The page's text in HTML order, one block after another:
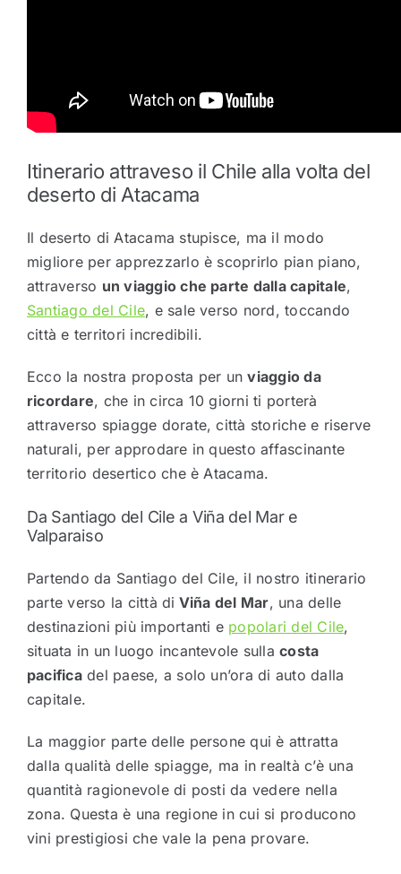
Itinerario attraveso il Chile alla volta del
deserto di Atacama
Il deserto di Atacama stupisce, ma il modo
migliore per apprezzarlo è scoprirlo pian piano,
attraverso un viaggio che parte dalla capitale,
Santiago del Cile, e sale verso nord, toccando
città e territori incredibili.
Ecco la nostra proposta per unviaggio da
ricordare, che in circa 10 giorni ti porterà
attraverso spiagge dorate, città storiche e riserve
naturali, per approdare in questo affascinante
territorio desertico che è Atacama.
Da Santiago del Cile a Viña del Mar e
Valparaiso
Partendo da Santiago del Cile, il nostro itinerario
parte verso la città di Viña del Mar, una delle
destinazioni più importanti e popolari del Cile,
situata in un luogo incantevole sullacosta
pacificadel paese, a solo un’ora di auto dalla
capitale.
La maggior parte delle persone qui è attratta
dalla qualità delle spiagge, ma in realtà c’è una
quantità ragionevole di posti da vedere nella
zona. Questa è una regione in cui si producono
vini prestigiosi che vale la pena provare.